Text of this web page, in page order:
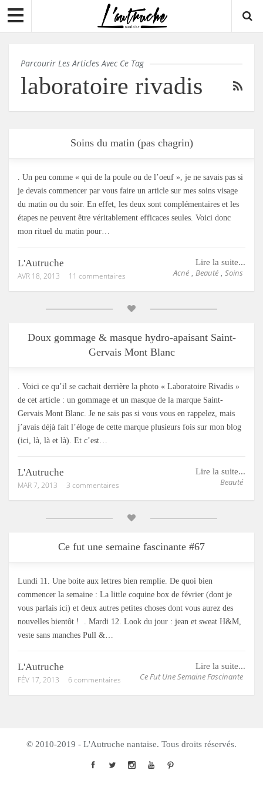
Parcourir Les Articles Avec Ce Tag
laboratoire rivadis
Soins du matin (pas chagrin)
. Un peu comme « qui de la poule ou de l’oeuf », je ne savais pas si
je devais commencer par vous faire un article sur mes soins visage
du matin ou du soir. En effet, les deux sont complémentaires et les
étapes ne peuvent être véritablement efficaces seules. Voici donc
mon rituel du matin pour…
Lire la suite...
Acné Beauté Soins
L'Autruche
AVR 18, 2013 11 commentaires
Doux gommage & masque hydro-apaisant Saint-
Gervais Mont Blanc
. Voici ce qu’il se cachait derrière la photo « Laboratoire Rivadis »
de cet article : un gommage et un masque de la marque Saint-
Gervais Mont Blanc. Je ne sais pas si vous vous en rappelez, mais
j’avais déjà fait l’éloge de cette marque plusieurs fois sur mon blog
(ici, là, là et là). Et c’est…
Lire la suite...
Beauté
L'Autruche
MAR 7, 2013 3 commentaires
Ce fut une semaine fascinante #67
Lundi 11. Une boite aux lettres bien remplie. De quoi bien
commencer la semaine : La little coquine box de février (dont je
vous parlais ici) et deux autres petites choses dont vous aurez des
nouvelles bientôt ! . Mardi 12. Look du jour : jean et sweat H&M,
veste sans manches Pull &…
Lire la suite...
Ce Fut Une Semaine Fascinante
L'Autruche
FÉV 17, 2013 6 commentaires
© 2010-2019 - L'Autruche nantaise. Tous droits réservés.